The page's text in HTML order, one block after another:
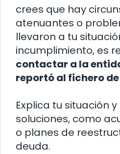
crees que hay
atenuantes o
llevaron a tu
incumplimiento, es
contactar a la
reportó al fichero
Explica tu situación
soluciones, como
o planes de
deuda.